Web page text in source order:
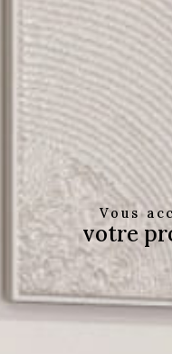
Vous
votre